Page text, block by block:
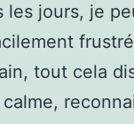
les jours, je
tout cela